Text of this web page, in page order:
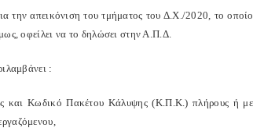
την απεικόνιση του τμήματος του Δ.Χ./2020, το
οφείλει να το δηλώσει στην Α.Π.Δ.
:
και Κωδικό Πακέτου Κάλυψης (Κ.Π.Κ.) πλήρους ή